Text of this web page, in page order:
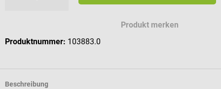
Produkt merken
Produktnummer: 103883.0
Beschreibung